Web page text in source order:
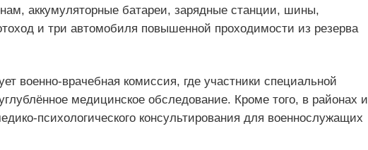
аккумуляторные батареи, зарядные станции, шины,
и три автомобиля повышенной проходимости из резерва
военно-врачебная комиссия, где участники специальной
медицинское обследование. Кроме того, в районах и
психологического консультирования для военнослужащих